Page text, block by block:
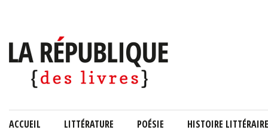
ACCUEIL LITTÉRATURE POÉSIE HISTOIRE LITTÉRAIRE